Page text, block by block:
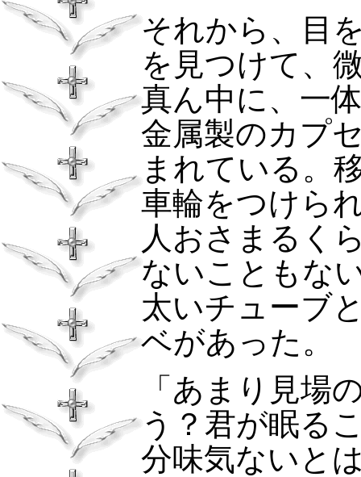
それから、目
を見つけて、
真ん中に、一
金属製のカプ
まれている。
車輪をつけら
人おさまるく
ないこともな
太いチューブ
ベがあった。
「あまり見場
う？君が眠る
分味気ないと